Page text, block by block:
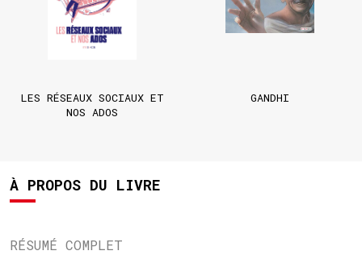
LES RÉSEAUX SOCIAUX ET
NOS ADOS
GANDHI
À PROPOS DU LIVRE
RÉSUMÉ COMPLET